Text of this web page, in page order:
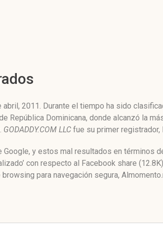
2011. Durante el tiempo ha sido
República Dominicana, donde alcanzó la
GODADDY.COM LLC fue su primer
y estos mal resultados en términos
con respecto al Facebook share
para navegación segura,